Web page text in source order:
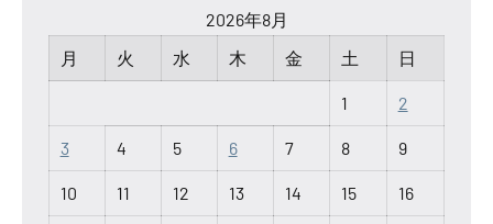
2026年8月
月
火 水 木 金 土 日
1 2
3 4 5 6 7 8 9
10 11 12 13 14 15 16